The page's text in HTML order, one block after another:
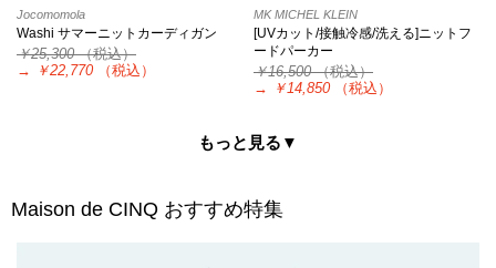
Jocomomola
Washi サマーニットカーディガン
￥25,300（税込）
→
￥22,770 （税込）
MK MICHEL KLEIN
[UVカット/接触冷感/洗える]ニットフ
ードパーカー
￥16,500（税込）
→
￥14,850 （税込）
もっと見る▼
Maison de CINQ おすすめ特集